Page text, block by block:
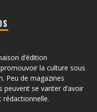
d’édition
la culture sous
Peu de magazines
peuvent se vanter d’avoir
rédactionnelle.